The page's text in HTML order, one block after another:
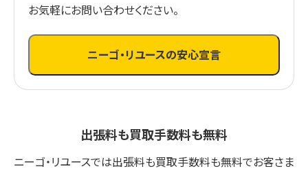
お気軽にお問い合わせください。
ニーゴ・リユースの安心宣言
出張料も買取手数料も無料
ニーゴ・リユースでは出張料も買取手数料も無料でお客さま